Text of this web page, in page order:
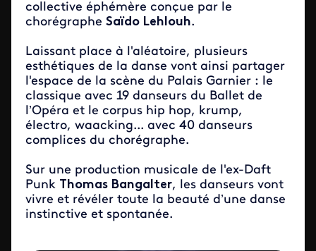
collective éphémère conçue par le
chorégraphe Saïdo Lehlouh.
Laissant place à l'aléatoire, plusieurs
esthétiques de la danse vont ainsi partager
l'espace de la scène du Palais Garnier : le
classique avec 19 danseurs du Ballet de
l’Opéra et le corpus hip hop, krump,
électro, waacking... avec 40 danseurs
complices du chorégraphe.
Sur une production musicale de l'ex-Daft
Punk Thomas Bangalter, les danseurs vont
vivre et révéler toute la beauté d’une danse
instinctive et spontanée.